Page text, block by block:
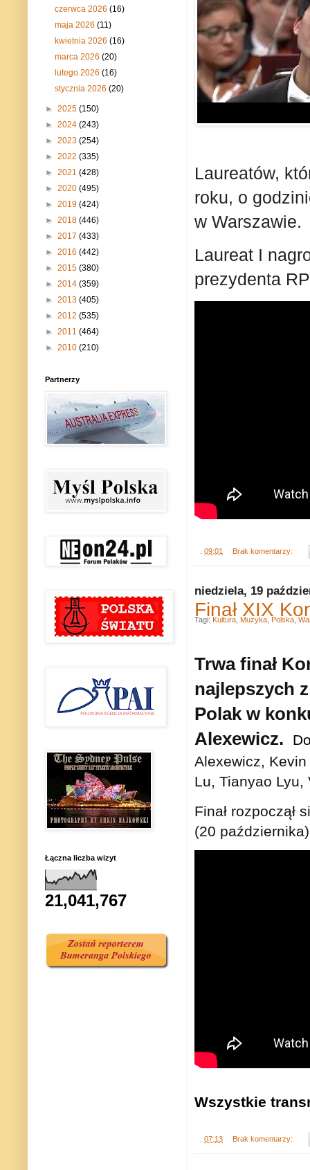
Laureatów,
roku, o
w Warszawie.
Laureat I
prezydenta
09:01 Brak komentarzy:
niedziela, 19
Finał XIX
Trwa finał
najlepszych
Polak w
Alexewicz.
Alexewicz,
Lu, Tianyao Lyu,
Finał rozpoczął
(20
Wszystkie
07:13 Brak komentarzy:
Tagi: Kultura Muzyka Polska
czerwca 2026(16)
maja 2026(11)
kwietnia 2026(16)
marca 2026(20)
lutego 2026(16)
stycznia 2026(20)
► 2025 (150)
► 2024 (243)
► 2023 (254)
► 2022 (335)
► 2021 (428)
► 2020 (495)
► 2019 (424)
► 2018 (446)
► 2017 (433)
► 2016 (442)
► 2015 (380)
► 2014 (359)
► 2013 (405)
► 2012 (535)
► 2011 (464)
► 2010 (210)
Partnerzy
Łączna liczba wizyt
21,041,767